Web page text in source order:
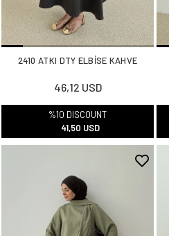
2410 ATKI DTY ELBİSE KAHVE
46,12 USD
%10 DISCOUNT
41,50 USD